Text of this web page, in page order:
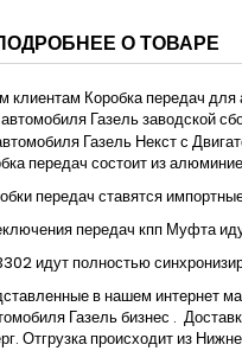
О ТОВАРЕ
Коробка передач для
Газель заводской
Газель Некстс
передач состоит из
передач ставятся
передач кпп Муфта
идут полностью
в нашем интернет
Газель бизнес .
Отгрузка происходит из